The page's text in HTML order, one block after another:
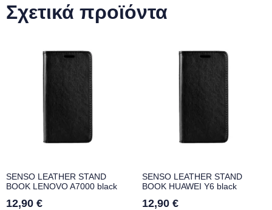
Σχετικά προϊόντα
SENSO LEATHER STAND
BOOK LENOVO A7000 black
12,90 €
SENSO LEATHER STAND
BOOK HUAWEI Y6 black
12,90 €